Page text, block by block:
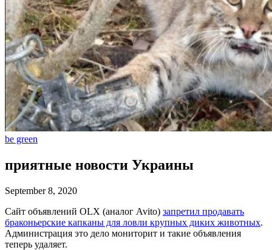
be green
приятные новости Украины
September 8, 2020
Сайт объявлений OLX (аналог Avito) запретил продавать
браконьерские капканы для ловли крупных диких животных.
Администрация это дело мониторит и такие объявления
теперь удаляет.